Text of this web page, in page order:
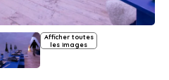
Afficher toutes
les images